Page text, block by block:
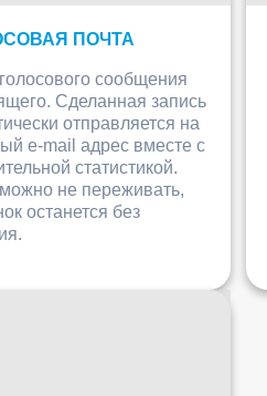
ПОЧТА
сообщения
Сделанная запись
отправляется на
e-mail адрес вместе с
статистикой.
не переживать,
останется без